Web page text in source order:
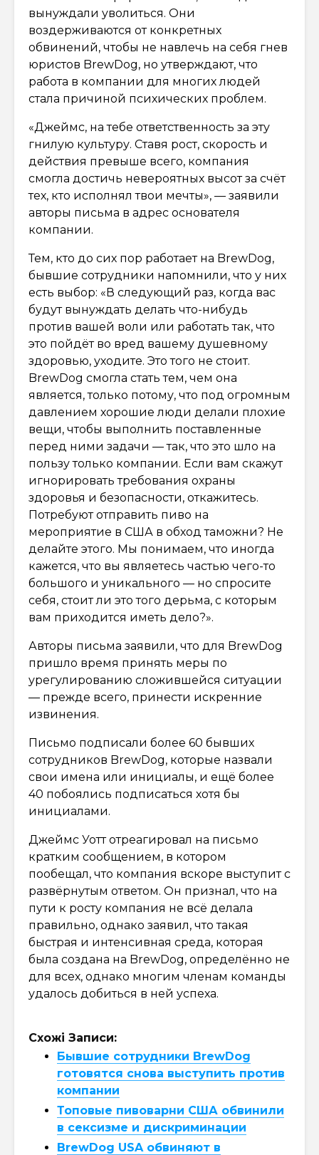
вынуждали уволиться. Они
воздерживаются от конкретных
обвинений, чтобы не навлечь на себя гнев
юристов BrewDog, но утверждают, что
работа в компании для многих людей
стала причиной психических проблем.
«Джеймс, на тебе ответственность за эту
гнилую культуру. Ставя рост, скорость и
действия превыше всего, компания
смогла достичь невероятных высот за счёт
тех, кто исполнял твои мечты», — заявили
авторы письма в адрес основателя
компании.
Тем, кто до сих пор работает на BrewDog,
бывшие сотрудники напомнили, что у них
есть выбор: «В следующий раз, когда вас
будут вынуждать делать что-нибудь
против вашей воли или работать так, что
это пойдёт во вред вашему душевному
здоровью, уходите. Это того не стоит.
BrewDog смогла стать тем, чем она
является, только потому, что под огромным
давлением хорошие люди делали плохие
вещи, чтобы выполнить поставленные
перед ними задачи — так, что это шло на
пользу только компании. Если вам скажут
игнорировать требования охраны
здоровья и безопасности, откажитесь.
Потребуют отправить пиво на
мероприятие в США в обход таможни? Не
делайте этого. Мы понимаем, что иногда
кажется, что вы являетесь частью чего-то
большого и уникального — но спросите
себя, стоит ли это того дерьма, с которым
вам приходится иметь дело?».
Авторы письма заявили, что для BrewDog
пришло время принять меры по
урегулированию сложившейся ситуации
— прежде всего, принести искренние
извинения.
Письмо подписали более 60 бывших
сотрудников BrewDog, которые назвали
свои имена или инициалы, и ещё более
40 побоялись подписаться хотя бы
инициалами.
Джеймс Уотт отреагировал на письмо
кратким сообщением, в котором
пообещал, что компания вскоре выступит с
развёрнутым ответом. Он признал, что на
пути к росту компания не всё делала
правильно, однако заявил, что такая
быстрая и интенсивная среда, которая
была создана на BrewDog, определённо не
для всех, однако многим членам команды
удалось добиться в ней успеха.
Схожі Записи:
Бывшие сотрудники BrewDog
готовятся снова выступить против
компании
Топовые пивоварни США обвинили
в сексизме и дискриминации
BrewDog USA обвиняют в